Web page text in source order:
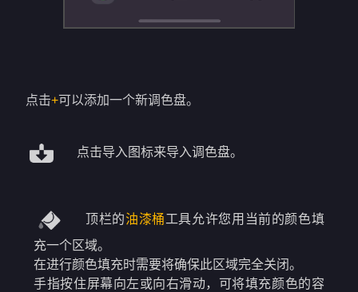
点击+可以添加一个新调色盘。
点击导入图标来导入调色盘。
顶栏的油漆桶工具允许您用当前的颜色填
充一个区域。
在进行颜色填充时需要将确保此区域完全关闭。
手指按住屏幕向左或向右滑动，可将填充颜色的容